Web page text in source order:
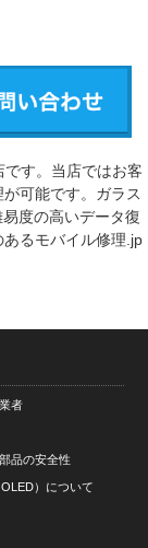
す。当店ではお客
可能です。ガラス
度の高いデータ復
るモバイル修理.jp
者
品の安全性
）について